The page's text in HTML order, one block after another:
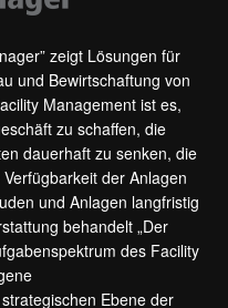
zeigt Lösungen für
und Bewirtschaftung von
Management ist es,
zu schaffen, die
dauerhaft zu senken, die
der Anlagen
und Anlagen langfristig
behandelt „Der
des Facility
Ebene der